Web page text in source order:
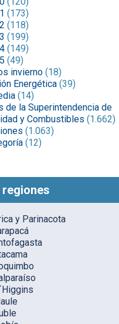
(173)
(118)
(199)
(149)
(49)
invierno (18)
Energética (39)
(14)
de la Superintendencia de
y Combustibles (1.662)
(1.063)
(12)
regiones
y Parinacota